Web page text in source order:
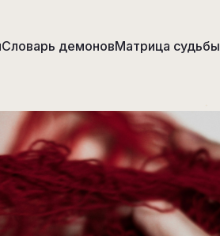
Словарь демоновМатрица судьбы